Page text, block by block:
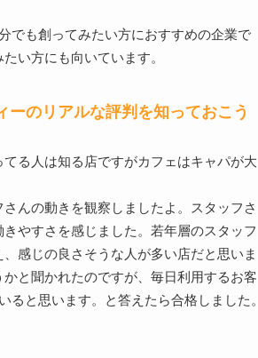
でも創ってみたい方におすすめの企業で
い方にも向いています。
のリアルな評判を知っておこう
る人は知る店ですがカフェはキャパが大
んの動きを観察しましたよ。スタッフさ
やすさを感じました。若年層のスタッフ
感じの良さそうな人が多い店だと思いま
と聞かれたのですが、毎日利用するお客
と思います。と答えたら合格しました。